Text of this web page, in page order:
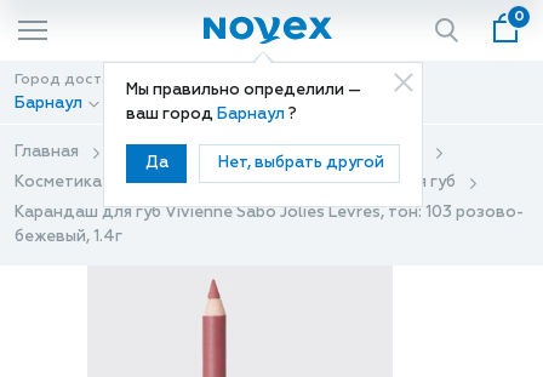
Мы правильно определили —
ваш город Барнаул ?
Да Нет, выбрать другой
0
Город доставки
Барнаул
Способ доставки
Доставка
Главная Каталог
Декоративная косметика
Косметика для губ
Карандаши и подводки для губ
Карандаш для губ Vivienne Sabo Jolies Levres, тон: 103 розово-
бежевый, 1.4г